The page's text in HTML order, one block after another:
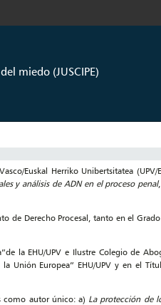
miedo (JUSCIPE)
Euskal Herriko Unibertsitatea
y análisis de ADN en el proceso penal
de Derecho Procesal, tanto en el
la EHU/UPV e Ilustre Colegio de
Unión Europea” EHU/UPV y en el
como autor único: a) La protección de